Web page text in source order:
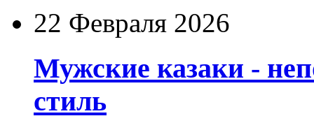
22 Февраля 2026
Мужские казаки -
стиль